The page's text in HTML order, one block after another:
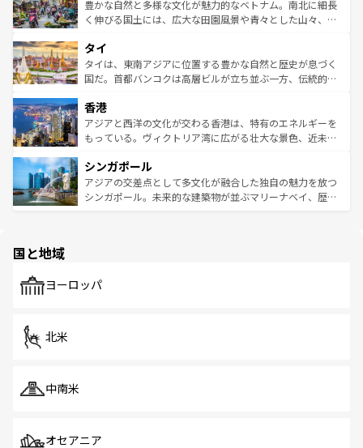
が味わえる。 なお、新着の台湾情報は コンテンツ一覧を参
照してほしい。
できる。そして、キムチや焼肉、絶品のストリートフード
まで、さまざまな韓国料理が待っている。夜には、韓国な
リティに包まれながら、韓国の多彩な魅力を心ゆくまで味
わってみてほしい。 なお、新着の韓国情報はコンテンツ一
覧を参照してほしい。
豊かな自然と多様な文化が魅力的なベトナム。南北に細長
く伸びる国土には、広大な田園風景や青々とした山々、世
急速な発展と共に伝統が息づく。ハノイの古い町並みやホ
ーチミン市のフランス統治時代の建物も、独特の雰囲気を
醸し出している。また、バラエティの豊かさとおいしさで
とつ。フォーやバインミー、ベトナムコーヒーなどは、ぜ
ひ現地で味わいたい。どの地域を訪れてもあたたかい人々
が旅行者を迎えてくれるので、きっと忘れられない旅にな
参照してほしい。
タイ
タイは、東南アジアに位置する豊かな自然と歴史が息づく
国だ。首都バンコクは高層ビルが立ち並ぶ一方、伝統的な
の活気が交差している。北部ではチェンマイなどの山岳地
帯で自然と触れ合い、南部ではプーケットやクラビの美し
いビーチでリゾート気分を楽しむことができる。タイ料理
激する。気候は一年中温暖で、どの季節にも異なる楽しみ
が待っている。親しみやすいタイの人々、仏教を中心とし
た文化、そして多様な観光資源が、訪れる旅人を魅了し続
香港
アジアと西洋の文化が交わる香港は、特有のエネルギーを
もっている。ヴィクトリア湾に広がる壮大な景色、近未来
み、どこを訪れても感動するはず。観光スポットが密集し
ており、効率よく見どころを回れるのも魅力。息をのむよ
うな絶景から文化的な体験まで、香港を存分に楽しみ尽く
シンガポール
アジアの交差点として多文化が融合した独自の魅力を放つ
シンガポール。未来的な建築物が並ぶマリーナベイ、歴史
で、ホーカーズは地元の風情を楽しめる外せないスポット
国と地域
ヨーロッパ
北米
中南米
オセアニア